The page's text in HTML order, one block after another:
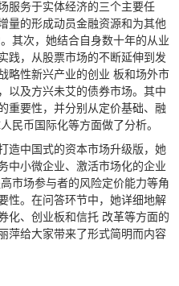
服务于实体经济的三个主要任
量的形成动员金融资源和为其他
其次，她结合自身数十年的从业
践，从股票市场的不断延伸到发
略性新兴产业的创业 板和场外市
以及方兴未艾的债券市场。其中
重要性，并分别从定价基础、融
民币国际化等方面做了分析。
造中国式的资本市场升级版，她
中小微企业、激活市场化的企业
市场参与者的风险定价能力等角
性。在问答环节中，她详细地解
化、创业板和信托 改革等方面的
萍给大家带来了形式简明而内容